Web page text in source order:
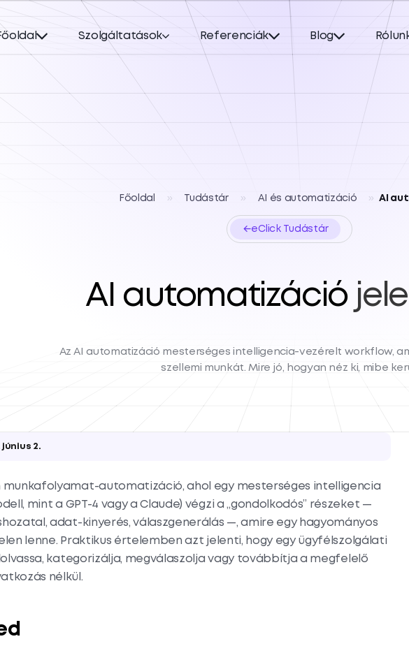
Szolgáltatások Referenciák Blog
Főoldal » Tudástár » AI és automatizáció » AI
←eClick Tudástár
AI automatizáció
Az AI automatizáció mesterséges intelligencia-vezérelt workflow,
szellemi munkát. Mire jó, hogyan néz ki, mibe
június 2.
munkafolyamat-automatizáció, ahol egy mesterséges intelligencia
mint a GPT-4 vagy a Claude) végzi a „gondolkodós” részeket —
adat-kinyerés, válaszgenerálás —, amire egy hagyományos
lenne. Praktikus értelemben azt jelenti, hogy egy ügyfélszolgálati
kategorizálja, megválaszolja vagy továbbítja a megfelelő
nélkül.